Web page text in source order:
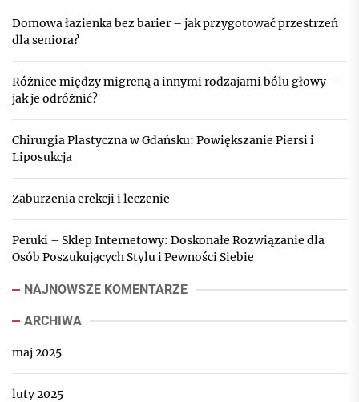
Domowa łazienka bez barier – jak przygotować przestrzeń
dla seniora?
Różnice między migreną a innymi rodzajami bólu głowy –
jak je odróżnić?
Chirurgia Plastyczna w Gdańsku: Powiększanie Piersi i
Liposukcja
Zaburzenia erekcji i leczenie
Peruki – Sklep Internetowy: Doskonałe Rozwiązanie dla
Osób Poszukujących Stylu i Pewności Siebie
NAJNOWSZE KOMENTARZE
ARCHIWA
maj 2025
luty 2025